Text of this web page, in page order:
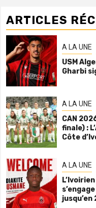
ARTICLES
A LA UNE
USM
Gharbi
A LA UNE
CAN
finale) :
Côte
A LA UNE
jusqu’en